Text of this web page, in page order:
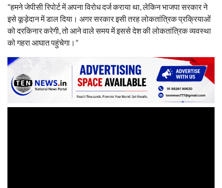
“हमने जेपीसी रिपोर्ट में अपना विरोध दर्ज कराया था, लेकिन भाजपा सरकार ने
इसे कूड़ेदान में डाल दिया। अगर सरकार इसी तरह लोकतांत्रिक प्रक्रियाओं
को दरकिनार करेगी, तो आने वाले समय में इससे देश की लोकतांत्रिक व्यवस्था
को गहरा आघात पहुंचेगा।”